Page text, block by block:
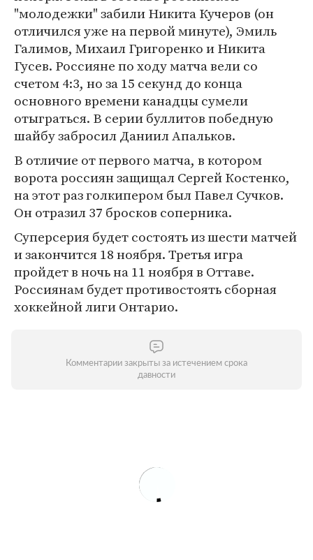
"молодежки" забили Никита Кучеров (он
отличился уже на первой минуте), Эмиль
Галимов, Михаил Григоренко и Никита
Гусев. Россияне по ходу матча вели со
счетом 4:3, но за 15 секунд до конца
основного времени канадцы сумели
отыграться. В серии буллитов победную
шайбу забросил Даниил Апальков.
В отличие от первого матча, в котором
ворота россиян защищал Сергей Костенко,
на этот раз голкипером был Павел Сучков.
Он отразил 37 бросков соперника.
Суперсерия будет состоять из шести матчей
и закончится 18 ноября. Третья игра
пройдет в ночь на 11 ноября в Оттаве.
Россиянам будет противостоять сборная
хоккейной лиги Онтарио.
Комментарии закрыты за истечением срока
давности